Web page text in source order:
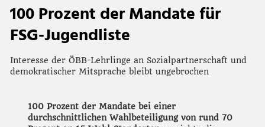
100 Prozent der Mandate für
FSG-Jugendliste
Interesse der ÖBB-Lehrlinge an Sozialpartnerschaft und
demokratischer Mitsprache bleibt ungebrochen
100 Prozent der Mandate bei einer
durchschnittlichen Wahlbeteiligung von rund 70